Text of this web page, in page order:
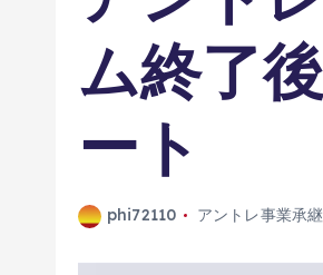
ム終了
ート
phi72110 アントレ事業承継